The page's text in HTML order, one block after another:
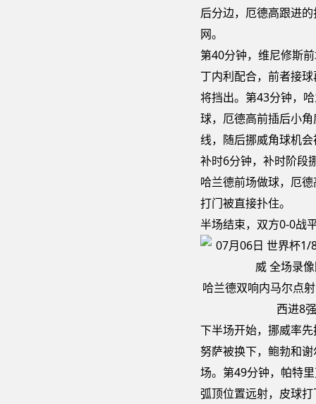
后分边，厄德高跟进
网。
第40分钟，维尼修斯
丁内利配合，前者接
将挡出。第43分钟，
球，厄德高前插后小
线，随后挪威角球机
补时6分钟，补时阶段
哈兰德前场做球，厄
打门被直接扑住。
半场结束，双方0-0战
哈兰德双响内马尔点
西进8强
下半场开始，挪威率
努萨被换下，鲍勃和
场。第49分钟，帕特
弧顶位置远射，皮球